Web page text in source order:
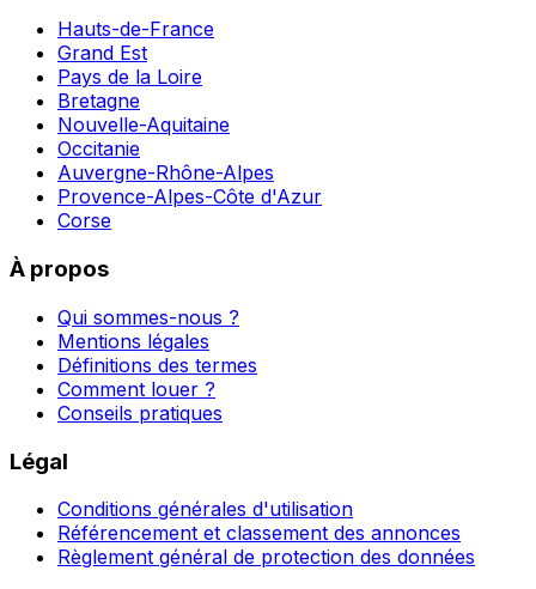
Hauts-de-France
Grand Est
Pays de la Loire
Bretagne
Nouvelle-Aquitaine
Occitanie
Auvergne-Rhône-Alpes
Provence-Alpes-Côte d'Azur
Corse
À propos
Qui sommes-nous ?
Mentions légales
Définitions des termes
Comment louer ?
Conseils pratiques
Légal
Conditions générales d'utilisation
Référencement et classement des annonces
Règlement général de protection des données